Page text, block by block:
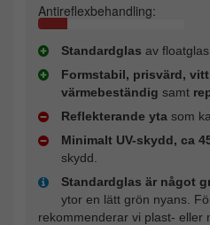
Antireflexbehandling:
Standardglas av
Formstabil, prisvärd,
värmebeständig samt
Reflekterande yta som
Minimalt UV-skydd, ca
skydd.
Standardglas är något
ytor en lätt grön nyans.
rekommenderar vi plast- eller